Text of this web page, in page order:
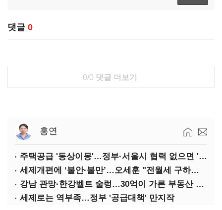
댓글 0
0/0 댓글 더보기
홍연
주택공급 '동상이몽'…정부·서울시 협력 없으면 '공수표'
세제개편에 ‘불안·불만’…오세훈 "전월세 구하기 더 힘들어질 것"
강남 관망·한강벨트 술렁…30억이 가른 부동산 민심
세제로는 역부족…정부 '공급대책' 만지작